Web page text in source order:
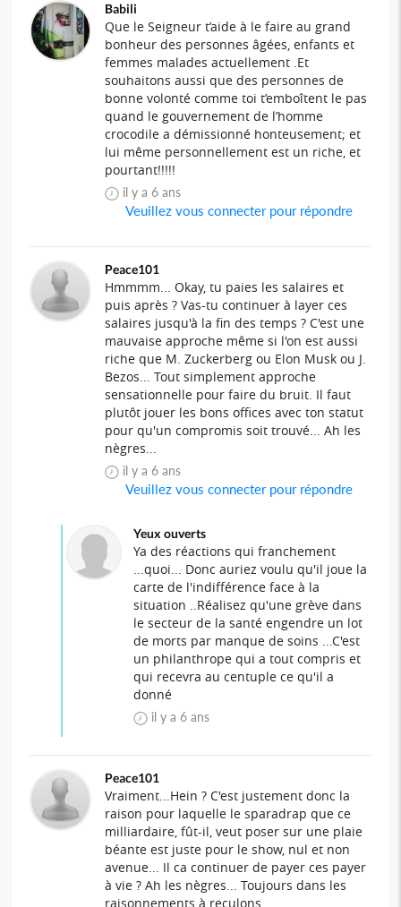
Babili
Que le Seigneur t’aide à le faire au grand
bonheur des personnes âgées, enfants et
femmes malades actuellement .Et
souhaitons aussi que des personnes de
bonne volonté comme toi t’emboîtent le pas
quand le gouvernement de l’homme
crocodile a démissionné honteusement; et
lui même personnellement est un riche, et
pourtant!!!!!
il y a 6 ans
Veuillez vous connecter pour répondre
Peace101
Hmmmm... Okay, tu paies les salaires et
puis après ? Vas-tu continuer à layer ces
salaires jusqu'à la fin des temps ? C'est une
mauvaise approche même si l'on est aussi
riche que M. Zuckerberg ou Elon Musk ou J.
Bezos... Tout simplement approche
sensationnelle pour faire du bruit. Il faut
plutôt jouer les bons offices avec ton statut
pour qu'un compromis soit trouvé... Ah les
nègres...
il y a 6 ans
Veuillez vous connecter pour répondre
Yeux ouverts
Ya des réactions qui franchement
...quoi... Donc auriez voulu qu'il joue la
carte de l'indifférence face à la
situation ..Réalisez qu'une grève dans
le secteur de la santé engendre un lot
de morts par manque de soins ...C'est
un philanthrope qui a tout compris et
qui recevra au centuple ce qu'il a
donné
il y a 6 ans
Peace101
Vraiment...Hein ? C'est justement donc la
raison pour laquelle le sparadrap que ce
milliardaire, fût-il, veut poser sur une plaie
béante est juste pour le show, nul et non
avenue... Il ca continuer de payer ces payer
à vie ? Ah les nègres... Toujours dans les
raisonnements à reculons...